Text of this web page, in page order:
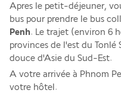
Apres le petit-déjeuner,
bus pour prendre le bus
Penh. Le trajet (environ 6
provinces de l'est du Tonlé
douce d'Asie du Sud-Est.
A votre arrivée à Phnom
votre hôtel.